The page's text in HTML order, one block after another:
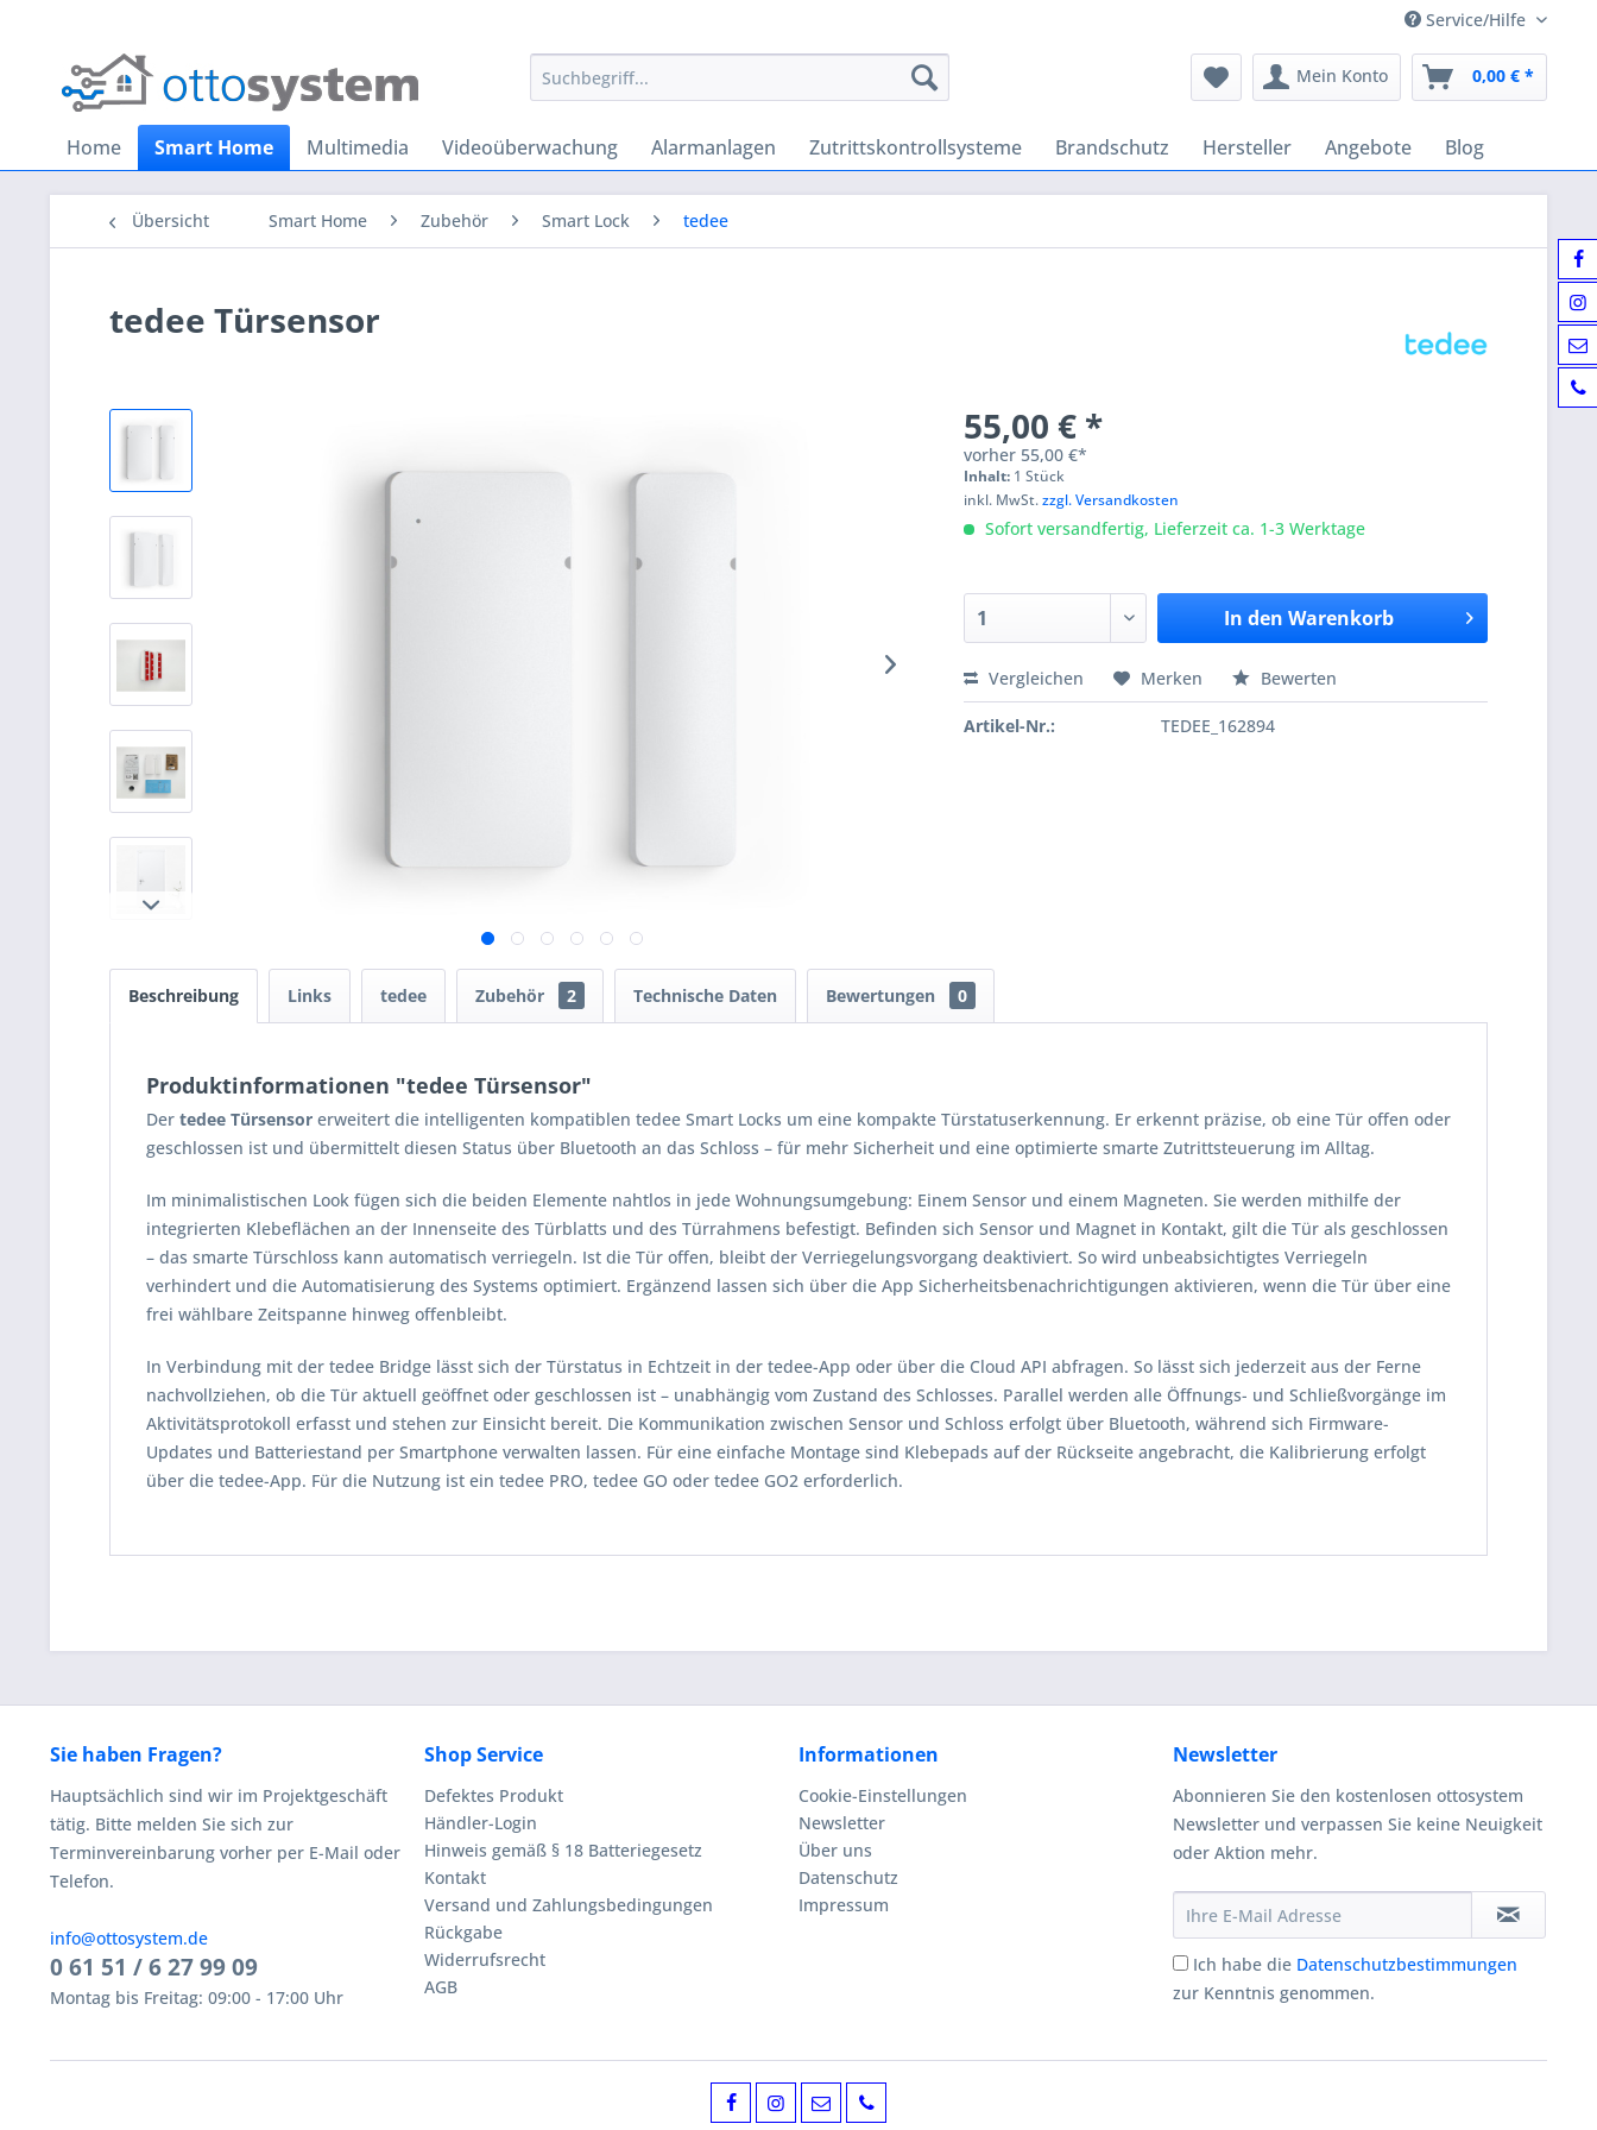
Service/Hilfe
Mein Konto 0,00 € *
Home Smart Home Multimedia Videoüberwachung Alarmanlagen Zutrittskontrollsysteme Brandschutz Hersteller Angebote Blog
Übersicht Smart Home Zubehör Smart Lock tedee
tedee Türsensor
55,00 € *
vorher 55,00 €*
Inhalt: 1 Stück
inkl. MwSt.zzgl. Versandkosten
Sofort versandfertig, Lieferzeit ca. 1-3 Werktage
In den Warenkorb
Vergleichen Merken Bewerten
Artikel-Nr.: TEDEE_162894
Beschreibung Links tedee Zubehör 2 Technische Daten Bewertungen 0
Produktinformationen "tedee Türsensor"
Der tedee Türsensor erweitert die intelligenten kompatiblen tedee Smart Locks um eine kompakte Türstatuserkennung. Er erkennt präzise, ob eine Tür offen oder
geschlossen ist und übermittelt diesen Status über Bluetooth an das Schloss – für mehr Sicherheit und eine optimierte smarte Zutrittsteuerung im Alltag.
Im minimalistischen Look fügen sich die beiden Elemente nahtlos in jede Wohnungsumgebung: Einem Sensor und einem Magneten. Sie werden mithilfe der
integrierten Klebeflächen an der Innenseite des Türblatts und des Türrahmens befestigt. Befinden sich Sensor und Magnet in Kontakt, gilt die Tür als geschlossen
– das smarte Türschloss kann automatisch verriegeln. Ist die Tür offen, bleibt der Verriegelungsvorgang deaktiviert. So wird unbeabsichtigtes Verriegeln
verhindert und die Automatisierung des Systems optimiert. Ergänzend lassen sich über die App Sicherheitsbenachrichtigungen aktivieren, wenn die Tür über eine
frei wählbare Zeitspanne hinweg offenbleibt.
In Verbindung mit der tedee Bridge lässt sich der Türstatus in Echtzeit in der tedee-App oder über die Cloud API abfragen. So lässt sich jederzeit aus der Ferne
nachvollziehen, ob die Tür aktuell geöffnet oder geschlossen ist – unabhängig vom Zustand des Schlosses. Parallel werden alle Öffnungs- und Schließvorgänge im
Aktivitätsprotokoll erfasst und stehen zur Einsicht bereit. Die Kommunikation zwischen Sensor und Schloss erfolgt über Bluetooth, während sich Firmware-
Updates und Batteriestand per Smartphone verwalten lassen. Für eine einfache Montage sind Klebepads auf der Rückseite angebracht, die Kalibrierung erfolgt
über die tedee-App. Für die Nutzung ist ein tedee PRO, tedee GO oder tedee GO2 erforderlich.
Sie haben Fragen?
Hauptsächlich sind wir im Projektgeschäft
tätig. Bitte melden Sie sich zur
Terminvereinbarung vorher per E-Mail oder
Telefon.
info@ottosystem.de
0 61 51 / 6 27 99 09
Montag bis Freitag: 09:00 - 17:00 Uhr
Shop Service
Defektes Produkt
Händler-Login
Hinweis gemäß § 18 Batteriegesetz
Kontakt
Versand und Zahlungsbedingungen
Rückgabe
Widerrufsrecht
AGB
Informationen
Cookie-Einstellungen
Newsletter
Über uns
Datenschutz
Impressum
Newsletter
Abonnieren Sie den kostenlosen ottosystem
Newsletter und verpassen Sie keine Neuigkeit
oder Aktion mehr.
Ich habe die Datenschutzbestimmungen
zur Kenntnis genommen.